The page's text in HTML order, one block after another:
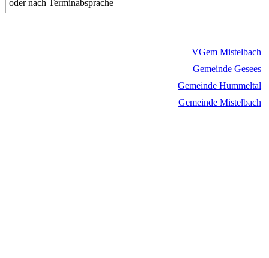
oder nach Terminabsprache
VGem Mistelbach
Gemeinde Gesees
Gemeinde Hummeltal
Gemeinde Mistelbach